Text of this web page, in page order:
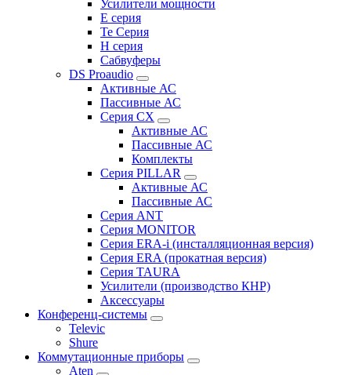
Усилители мощности
E серия
Te Серия
H серия
Сабвуферы
DS Proaudio
Активные АС
Пассивные АС
Серия CX
Активные АС
Пассивные АС
Комплекты
Серия PILLAR
Активные АС
Пассивные АС
Серия ANT
Серия MONITOR
Серия ERA-i (инсталляционная версия)
Серия ERA (прокатная версия)
Серия TAURA
Усилители (производство КНР)
Аксессуары
Конференц-системы
Televic
Shure
Коммутационные приборы
Aten